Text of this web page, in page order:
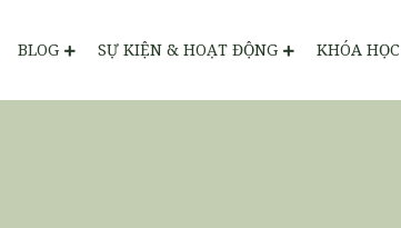
BLOG SỰ KIỆN & HOẠT ĐỘNG KHÓA HỌC